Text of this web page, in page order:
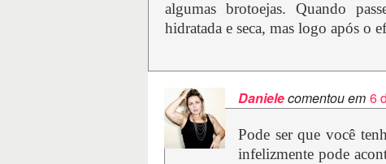
algumas brotoejas. Quando
hidratada e seca, mas logo após o
Danielecomentou em 6
Pode ser que você
infelizmente pode